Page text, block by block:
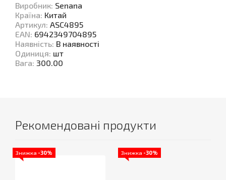
Виробник: Senana
Країна: Китай
Артикул: ASC4895
EAN: 6942349704895
Наявність: В наявності
Одиниця: шт
Вага: 300.00
Рекомендовані продукти
Знижка -30% Знижка -30%